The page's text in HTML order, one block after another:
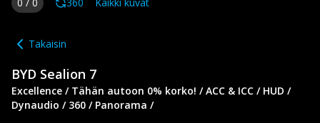
Takaisin
BYD Sealion 7
Excellence / Tähän autoon 0% korko! / ACC & ICC / HUD /
Dynaudio / 360 / Panorama /